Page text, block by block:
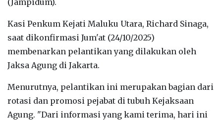
Kasi Penkum Kejati Maluku Utara, Richard Sinaga,
saat dikonfirmasi Jum'at (24/10/2025)
membenarkan pelantikan yang dilakukan oleh
Jaksa Agung di Jakarta.
Menurutnya, pelantikan ini merupakan bagian dari
rotasi dan promosi pejabat di tubuh Kejaksaan
Agung. "Dari informasi yang kami terima, hari ini